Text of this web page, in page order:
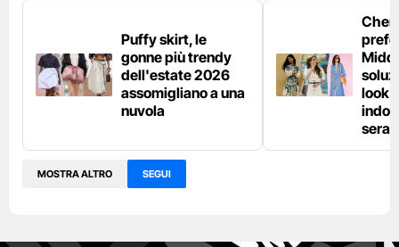
Puffy skirt, le
gonne più trendy
dell'estate 2026
assomigliano a una
nuvola
look
sera
MOSTRA ALTRO SEGUI